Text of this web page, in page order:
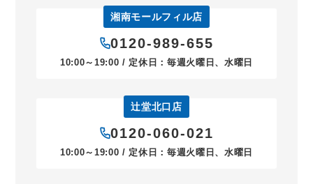
湘南モールフィル店
0120-989-655
10:00～19:00 / 定休日：毎週火曜日、水曜日
辻堂北口店
0120-060-021
10:00～19:00 / 定休日：毎週火曜日、水曜日